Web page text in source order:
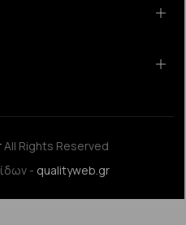
All Rights Reserved
- qualityweb.gr